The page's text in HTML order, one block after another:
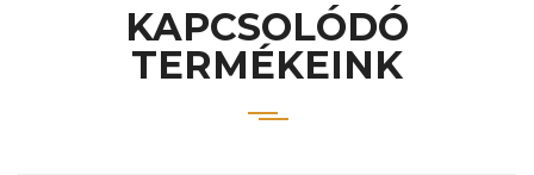
KAPCSOLÓDÓ
TERMÉKEINK